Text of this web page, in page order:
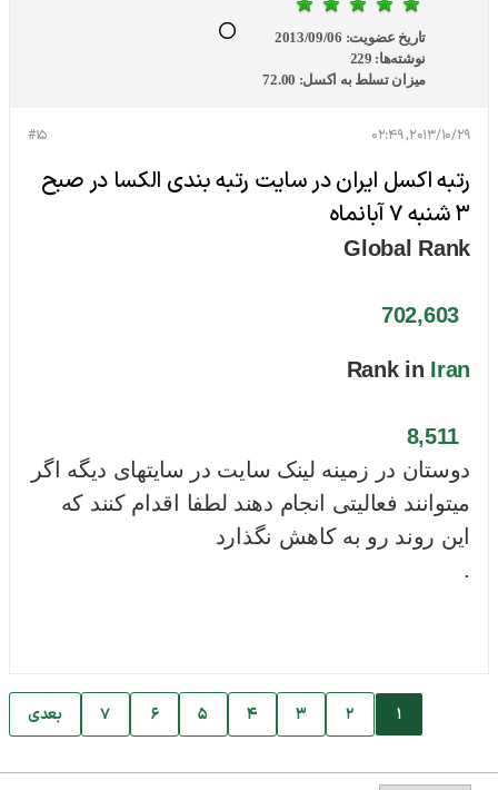
تاریخ عضویت: 2013/09/06
نوشته‌ها: 229
میزان تسلط به اکسل: 72.00
#15 2013/10/29, 02:49
رتبه اکسل ایران در سایت رتبه بندی الکسا در صبح
3 شنبه 7 آبانماه
Global Rank
702,603
Rank in Iran
8,511
دوستان در زمینه لینک سایت در سایتهای دیگه اگر
میتوانند فعالیتی انجام دهند لطفا اقدام کنند که
این روند رو به کاهش نگذارد
.
1
2
3
4
5
6
7 بعدی